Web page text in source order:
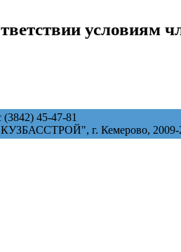
условиям
(3842) 45-47-81
г. Кемерово, 2009-